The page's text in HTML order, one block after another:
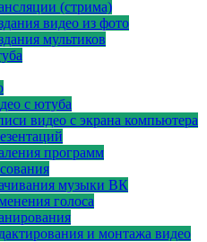
(стрима)
видео из фото
мультиков
с ютуба
видео с экрана компьютера
программ
музыки ВК
голоса
и монтажа видео